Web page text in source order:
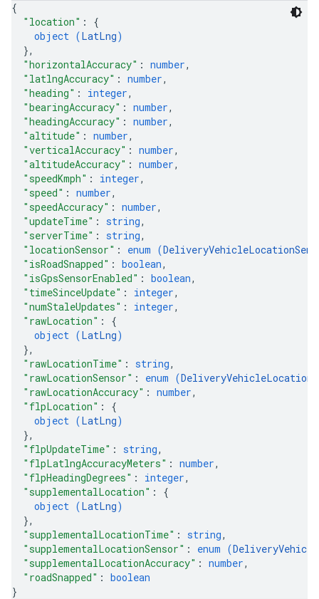
{
"location" : {
object (LatLng)
},
"horizontalAccuracy" : number,
"latlngAccuracy" : number,
"heading" : integer,
"bearingAccuracy" : number,
"headingAccuracy" : number,
"altitude" : number,
"verticalAccuracy" : number,
"altitudeAccuracy" : number,
"speedKmph" : integer,
"speed" : number,
"speedAccuracy" : number,
"updateTime" : string,
"serverTime" : string,
"locationSensor" : enum (
"isRoadSnapped" : boolean,
"isGpsSensorEnabled" : boolean,
"timeSinceUpdate" : integer,
"numStaleUpdates" : integer,
"rawLocation" : {
object (LatLng)
},
"rawLocationTime" : string,
"rawLocationSensor" : enum (
"rawLocationAccuracy" : number,
"flpLocation" : {
object (LatLng)
},
"flpUpdateTime" : string,
"flpLatlngAccuracyMeters" : number,
"flpHeadingDegrees" : integer,
"supplementalLocation" : {
object (LatLng)
},
"supplementalLocationTime" : string,
"supplementalLocationSensor" : enum (
"supplementalLocationAccuracy" : number,
"roadSnapped" : boolean
}